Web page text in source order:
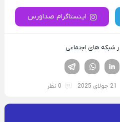
اینستاگرام صداورس
شبکه های اجتماعی
لینکدین تویتر
فیسوک
21 جولای 2025 0 نظر